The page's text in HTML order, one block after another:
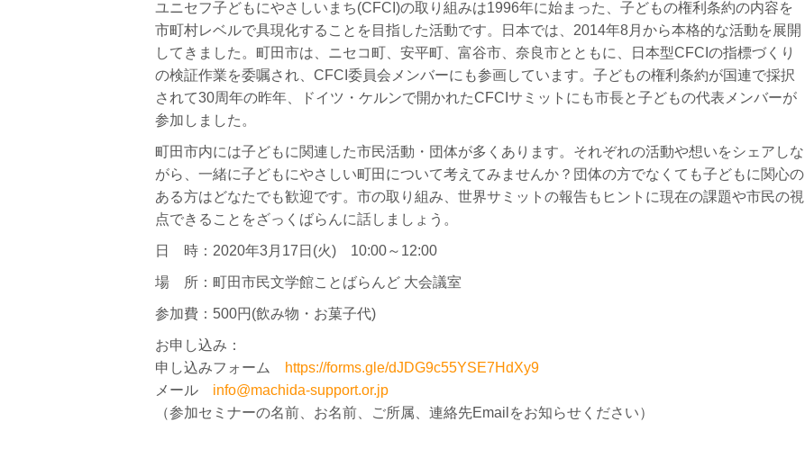
ユニセフ子どもにやさしいまち(CFCI)の取り組みは1996年に始まった、子どもの権利条約の内容を
市町村レベルで具現化することを目指した活動です。日本では、2014年8月から本格的な活動を展開
してきました。町田市は、ニセコ町、安平町、富谷市、奈良市とともに、日本型CFCIの指標づくり
の検証作業を委嘱され、CFCI委員会メンバーにも参画しています。子どもの権利条約が国連で採択
されて30周年の昨年、ドイツ・ケルンで開かれたCFCIサミットにも市長と子どもの代表メンバーが
参加しました。
町田市内には子どもに関連した市民活動・団体が多くあります。それぞれの活動や想いをシェアしな
がら、一緒に子どもにやさしい町田について考えてみませんか？団体の方でなくても子どもに関心の
ある方はどなたでも歓迎です。市の取り組み、世界サミットの報告もヒントに現在の課題や市民の視
点できることをざっくばらんに話しましょう。
日 時：2020年3月17日(火) 10:00～12:00
場 所：町田市民文学館ことばらんど 大会議室
参加費：500円(飲み物・お菓子代)
お申し込み：
申し込みフォーム
https://forms.gle/dJDG9c55YSE7HdXy9
メール info@machida-support.or.jp
（参加セミナーの名前、お名前、ご所属、連絡先Emailをお知らせください）